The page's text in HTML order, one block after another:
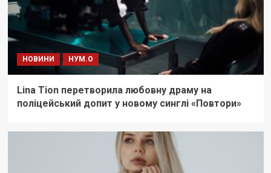
НОВИНИ НУМ.О
Lina Tion перетворила любовну драму на
поліцейський допит у новому синглі «Повтори»